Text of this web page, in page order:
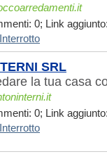
0; Link
SRL
la tua casa
0; Link